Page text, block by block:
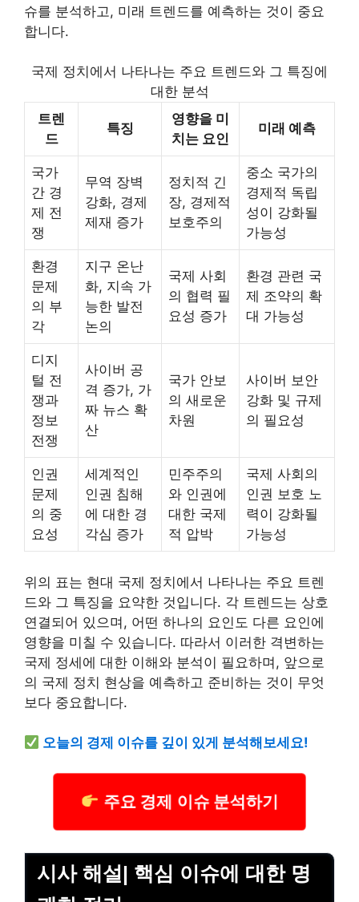
슈를 분석하고, 미래 트렌드를 예측하는 것이 중요
합니다.
국제 정치에서 나타나는 주요 트렌드와 그 특징에
대한 분석
트렌
드
특징
영향을 미
치는 요인
미래 예측
국가
간 경
제 전
쟁
무역 장벽
강화, 경제
제재 증가
정치적 긴
장, 경제적
보호주의
중소 국가의
경제적 독립
성이 강화될
가능성
환경
문제
의 부
각
지구 온난
화, 지속 가
능한 발전
논의
국제 사회
의 협력 필
요성 증가
환경 관련 국
제 조약의 확
대 가능성
디지
털 전
쟁과
정보
전쟁
사이버 공
격 증가, 가
짜 뉴스 확
산
국가 안보
의 새로운
차원
사이버 보안
강화 및 규제
의 필요성
인권
문제
의 중
요성
세계적인
인권 침해
에 대한 경
각심 증가
민주주의
와 인권에
대한 국제
적 압박
국제 사회의
인권 보호 노
력이 강화될
가능성
위의 표는 현대 국제 정치에서 나타나는 주요 트렌
드와 그 특징을 요약한 것입니다. 각 트렌드는 상호
연결되어 있으며, 어떤 하나의 요인도 다른 요인에
영향을 미칠 수 있습니다. 따라서 이러한 격변하는
국제 정세에 대한 이해와 분석이 필요하며, 앞으로
의 국제 정치 현상을 예측하고 준비하는 것이 무엇
보다 중요합니다.
오늘의 경제 이슈를 깊이 있게 분석해보세요!
주요 경제 이슈 분석하기
시사 해설| 핵심 이슈에 대한 명